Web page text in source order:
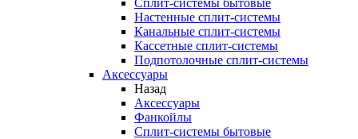
Сплит-системы бытовые
Настенные сплит-системы
Канальные сплит-системы
Кассетные сплит-системы
Подпотолочные сплит-системы
Аксессуары
Назад
Аксессуары
Фанкойлы
Сплит-системы бытовые